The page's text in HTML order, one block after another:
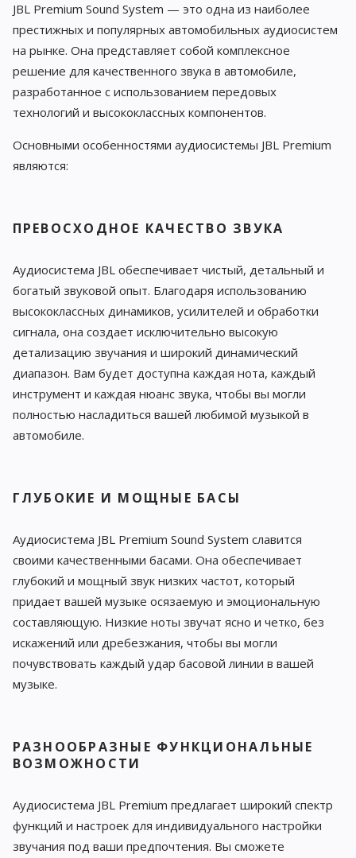
JBL Premium Sound System — это одна из наиболее
престижных и популярных автомобильных аудиосистем
на рынке. Она представляет собой комплексное
решение для качественного звука в автомобиле,
разработанное с использованием передовых
технологий и высококлассных компонентов.
Основными особенностями аудиосистемы JBL Premium
являются:
ПРЕВОСХОДНОЕ КАЧЕСТВО ЗВУКА
Аудиосистема JBL обеспечивает чистый, детальный и
богатый звуковой опыт. Благодаря использованию
высококлассных динамиков, усилителей и обработки
сигнала, она создает исключительно высокую
детализацию звучания и широкий динамический
диапазон. Вам будет доступна каждая нота, каждый
инструмент и каждая нюанс звука, чтобы вы могли
полностью насладиться вашей любимой музыкой в
автомобиле.
ГЛУБОКИЕ И МОЩНЫЕ БАСЫ
Аудиосистема JBL Premium Sound System славится
своими качественными басами. Она обеспечивает
глубокий и мощный звук низких частот, который
придает вашей музыке осязаемую и эмоциональную
составляющую. Низкие ноты звучат ясно и четко, без
искажений или дребезжания, чтобы вы могли
почувствовать каждый удар басовой линии в вашей
музыке.
РАЗНООБРАЗНЫЕ ФУНКЦИОНАЛЬНЫЕ
ВОЗМОЖНОСТИ
Аудиосистема JBL Premium предлагает широкий спектр
функций и настроек для индивидуального настройки
звучания под ваши предпочтения. Вы сможете